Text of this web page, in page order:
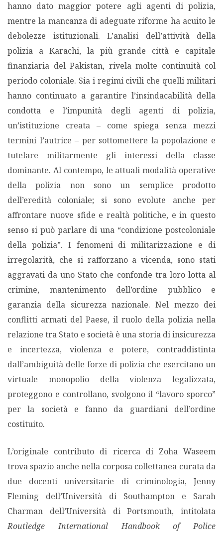
MONDO IN CIFRE
hanno dato maggior potere agli agenti di polizia,
mentre la mancanza di adeguate riforme ha acuito le
debolezze istituzionali. L’analisi dell’attività della
polizia a Karachi, la più grande città e capitale
finanziaria del Pakistan, rivela molte continuità col
periodo coloniale. Sia i regimi civili che quelli militari
hanno continuato a garantire l’insindacabilità della
condotta e l’impunità degli agenti di polizia,
un’istituzione creata – come spiega senza mezzi
termini l’autrice – per sottomettere la popolazione e
tutelare militarmente gli interessi della classe
dominante. Al contempo, le attuali modalità operative
della polizia non sono un semplice prodotto
dell’eredità coloniale; si sono evolute anche per
affrontare nuove sfide e realtà politiche, e in questo
senso si può parlare di una “condizione postcoloniale
della polizia”. I fenomeni di militarizzazione e di
irregolarità, che si rafforzano a vicenda, sono stati
aggravati da uno Stato che confonde tra loro lotta al
crimine, mantenimento dell’ordine pubblico e
garanzia della sicurezza nazionale. Nel mezzo dei
conflitti armati del Paese, il ruolo della polizia nella
relazione tra Stato e società è una storia di insicurezza
e incertezza, violenza e potere, contraddistinta
dall’ambiguità delle forze di polizia che esercitano un
virtuale monopolio della violenza legalizzata,
proteggono e controllano, svolgono il “lavoro sporco”
per la società e fanno da guardiani dell’ordine
costituito.
L’originale contributo di ricerca di Zoha Waseem
trova spazio anche nella corposa collettanea curata da
due docenti universitarie di criminologia, Jenny
Fleming dell’Università di Southampton e Sarah
Charman dell’Università di Portsmouth, intitolata
Routledge International Handbook of Police